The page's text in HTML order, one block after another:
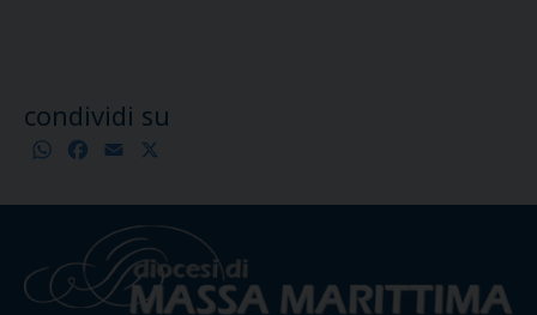
condividi su
WhatsApp
Facebook
Email